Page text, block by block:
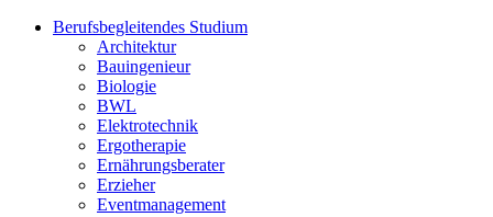
Berufsbegleitendes Studium
Architektur
Bauingenieur
Biologie
BWL
Elektrotechnik
Ergotherapie
Ernährungsberater
Erzieher
Eventmanagement